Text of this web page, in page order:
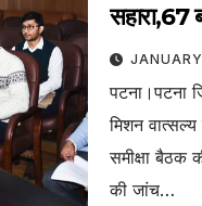
सहारा,67
पटना।पटना
मिशन
समीक्षा बैठक
की जांच…